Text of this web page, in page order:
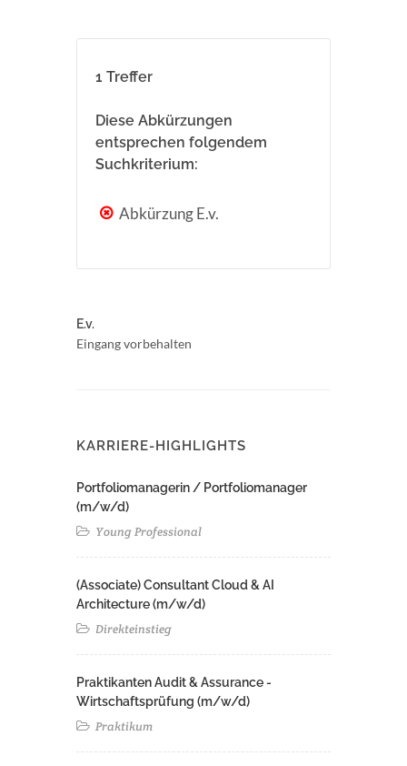
1 Treffer
Diese Abkürzungen
entsprechen folgendem
Suchkriterium:
Abkürzung E.v.
E.v.
Eingang vorbehalten
KARRIERE-HIGHLIGHTS
Portfoliomanagerin / Portfoliomanager
(m/w/d)
Young Professional
(Associate) Consultant Cloud & AI
Architecture (m/w/d)​ ​
Direkteinstieg
Praktikanten Audit & Assurance -
Wirtschaftsprüfung (m/w/d)
Praktikum